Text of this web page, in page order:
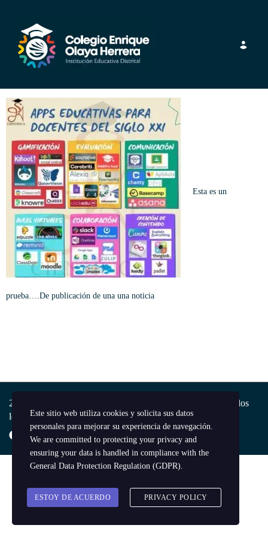
Toggle
Esta es un
prueba….De publicación de una una noticia
2026 Copyright © Colegio Enrique Olaya Herrera IED - Todos
los derechos reservados.
Este sitio web utiliza cookies y solicita sus datos
personales para mejorar su experiencia de navegación.
We are committed to protecting your privacy and
ensuring your data is handled in compliance with the
General Data Protection Regulation (GDPR).
ESTOY DE ACUERDO PRIVACY POLICY